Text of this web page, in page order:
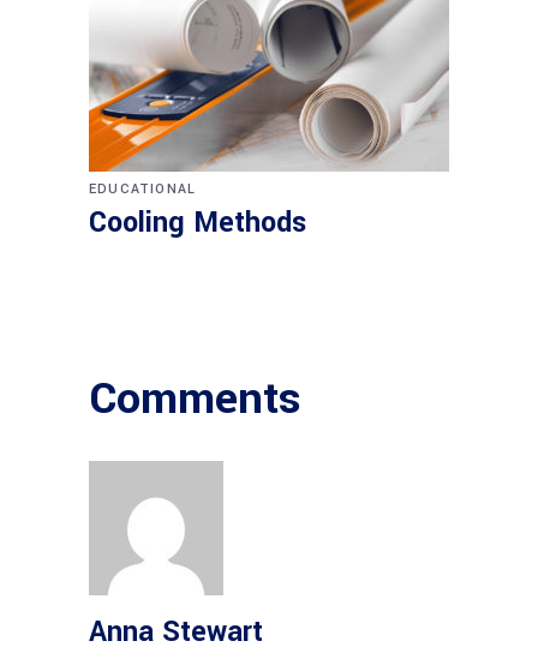
EDUCATIONAL
Cooling Methods
Comments
Anna Stewart